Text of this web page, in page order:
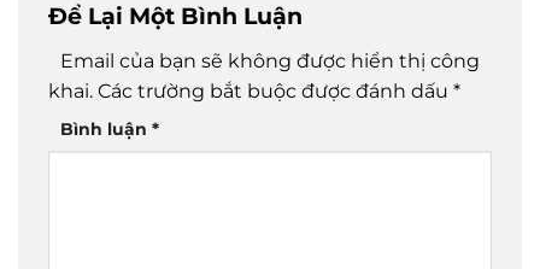
Để Lại Một Bình Luận
Email của bạn sẽ không được hiển thị công
khai. Các trường bắt buộc được đánh dấu *
Bình luận *